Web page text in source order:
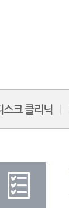
스크 클리닉